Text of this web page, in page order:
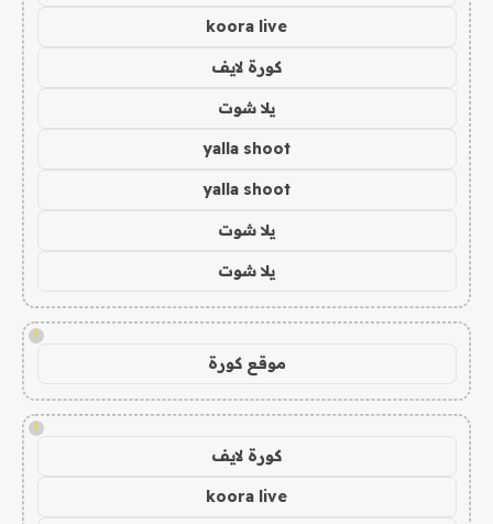
koora live
كورة لايف
يلا شوت
yalla shoot
yalla shoot
يلا شوت
يلا شوت
!
موقع كورة
!
كورة لايف
koora live